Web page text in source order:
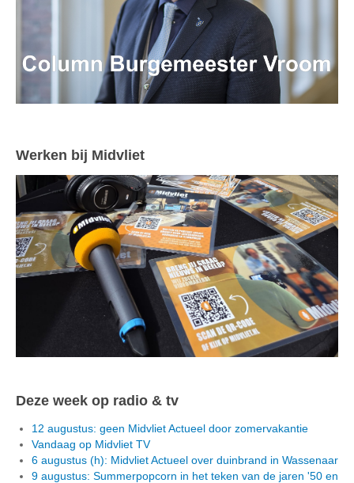
Werken bij Midvliet
Deze week op radio & tv
12 augustus: geen Midvliet Actueel door zomervakantie
Vandaag op Midvliet TV
6 augustus (h): Midvliet Actueel over duinbrand in Wassenaar
9 augustus: Summerpopcorn in het teken van de jaren '50 en